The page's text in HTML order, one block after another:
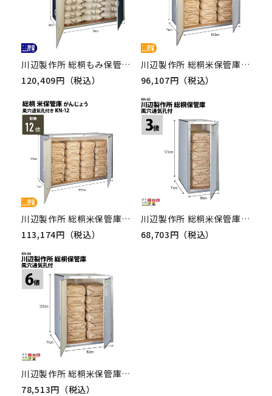
川辺製作所 総桐もみ保管庫 MH-09
120,409円（税込）
川辺製作所 総桐米保管庫 KN-09（風穴付）
96,107円（税込）
川辺製作所 総桐米保管庫 KN-12（風穴付）
113,174円（税込）
川辺製作所 総桐米保管庫 KN-03（風穴付）
68,703円（税込）
川辺製作所 総桐米保管庫 KN-06（風穴付）
78,513円（税込）